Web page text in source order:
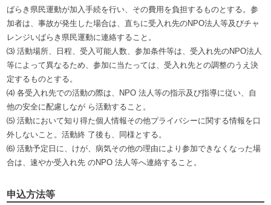
ばらき県民運動が加入手続を行い、その費用を負担するものとする。参
加者は、事故が発生した場合は、直ちに受入れ先のNPO法人等及びチャ
レンジいばらき県民運動に連絡すること。
⑶ 活動場所、日程、受入可能人数、参加条件等は、受入れ先のNPO法人
等によって異なるため、参加に当たっては、受入れ先との調整のうえ決
定するものとする。
⑷ 各受入れ先での活動の際は、NPO 法人等の指示及び指導に従い、自
他の安全に配慮しなが ら活動すること。
⑸ 活動において知り得た個人情報その他プライバシーに関する情報を口
外しないこと。活動終 了後も、同様とする。
⑹ 活動予定日に、けが、病気その他の理由により参加できなくなった場
合は、速やか受入れ先 のNPO 法人等へ連絡すること。
申込方法等